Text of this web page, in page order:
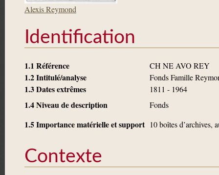
Alexis Reymond
Identification
1.1 Référence CH NE AVO REY
1.2 Intitulé/analyse Fonds Famille
1.3 Dates extrêmes 1811 - 1964
1.4 Niveau de description Fonds
1.5 Importance matérielle et support 10 boîtes d’archives,
Contexte